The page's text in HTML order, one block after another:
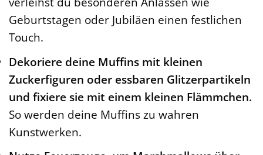
Geburtstagen oder Jubiläen einen festlichen
Touch.
Dekoriere deine Muffins mit kleinen
Zuckerfiguren oder essbaren Glitzerpartikeln
und fixiere sie mit einem kleinen Flämmchen.
So werden deine Muffins zu wahren
Kunstwerken.